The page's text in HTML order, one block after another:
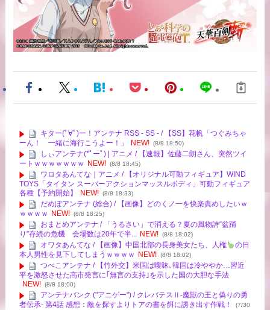
キター(ﾟ∀ﾟ)ー！アンテナ RSS - SS - / 【SS】花帆「つぐみちゃ
ーん！ 一緒に海行こうよー！」
NEW! (8/8 18:50)
しぃアンテナ(*ﾟーﾟ) | アニメ / 【速報】佐藤二朗さん、突然ツイ
ートｗｗｗｗｗｗｗ
NEW! (8/8 18:45)
ワロタあんてな｜アニメ / 【オリジナル可動フィギュア】WIND
TOYS「タイタン スーパーアクションマッスルボディ」可動フィギュア
各種【予約開始】
NEW! (8/8 18:33)
だめぽアンテナ (総合) / 【画像】どのくノ一を快楽責めしたいｗ
ｗｗｗｗ
NEW! (8/8 18:25)
おまとめアンテナ / 「うるさい」で消える？夏の風物詩“盆踊
り”存続の危機 会場数は20年で半... NEW! (8/8 18:02)
オワタあんてな / 【画像】中国北部の長身美女たち、人権
の日
本人男性を見下してしまうｗｗｗｗ
NEW! (8/8 18:02)
つべこアンテナ / 【竹外交】米国は曖昧､韓国は冷ややか…習近
平を激怒させた高市発言に｢無言の支持｣を示した国の大胆な手法
NEW! (8/8 18:00)
アンテナバンク ("アニゲー") / クレバテスⅡ-魔獣の王と偽りの勇
者伝承- 第4話 感想：敵を探すよりトアの書を餌に誘き出す作戦！
(7/30